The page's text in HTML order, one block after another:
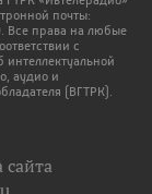
почты:
. Все права на любые
с
аудио и
(ВГТРК).
сайта